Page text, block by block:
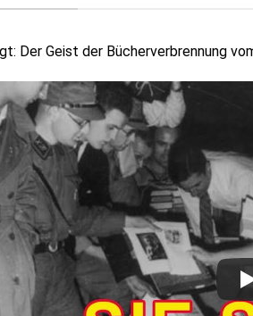
Der Geist der Bücherverbrennung